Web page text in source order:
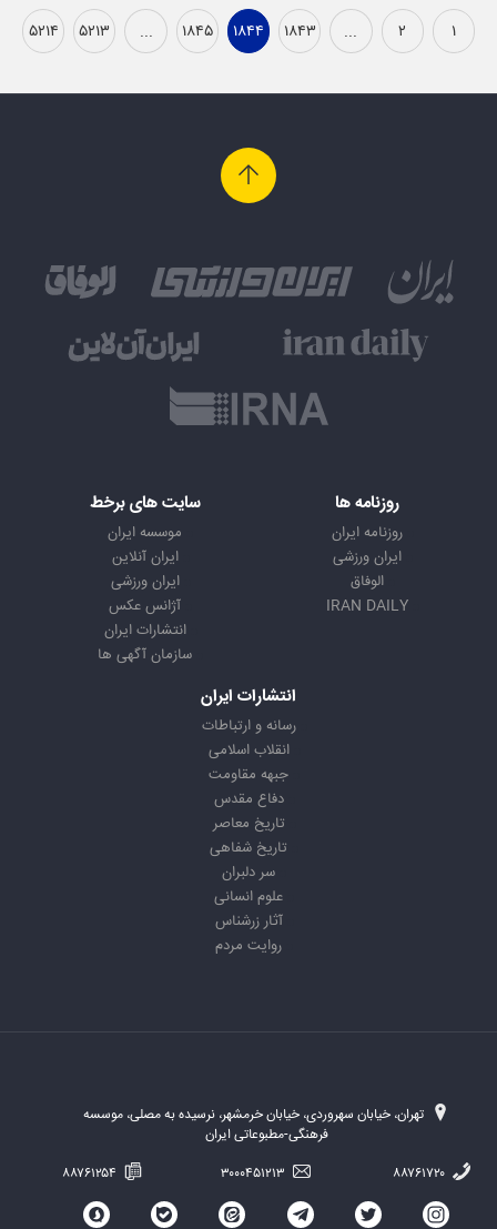
۱ ۲ ... ۱۸۴۳ ۱۸۴۴ ۱۸۴۵ ... ۵۲۱۳ ۵۲۱۴
روزنامه ها
روزنامه ایران
ایران ورزشی
الوفاق
IRAN DAILY
سایت های برخط
موسسه ایران
ایران آنلاین
ایران ورزشی
آژانس عکس
انتشارات ایران
سازمان آگهی ها
انتشارات ایران
رسانه و ارتباطات
انقلاب اسلامی
جبهه مقاومت
دفاع مقدس
تاریخ معاصر
تاریخ شفاهی
سر دلبران
علوم انسانی
آثار زرشناس
روایت مردم
تهران، خیابان سهروردی، خیابان خرمشهر، نرسیده به مصلی، موسسه
فرهنگی-مطبوعاتی ایران